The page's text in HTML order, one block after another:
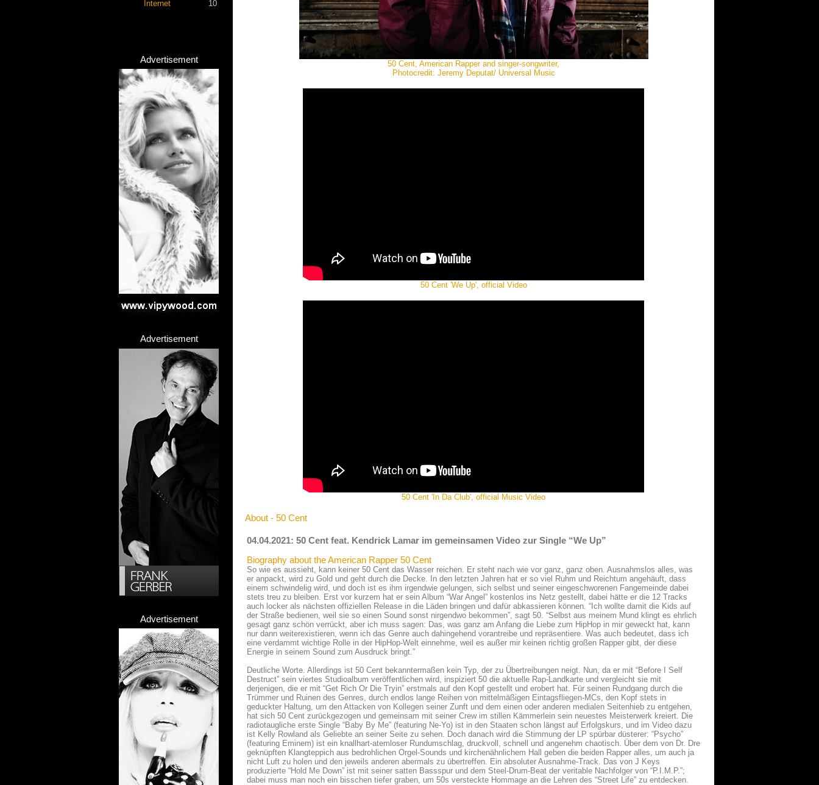
Internet 10
Advertisement
Advertisement
Advertisement
50 Cent, American Rapper and singer-songwriter,
Photocredit: Jeremy Deputat/ Universal Music
50 Cent 'We Up', official Video
50 Cent 'In Da Club', official Music Video
About - 50 Cent
04.04.2021: 50 Cent feat. Kendrick Lamar im gemeinsamen Video zur Single “We Up”
Biography about the American Rapper 50 Cent
So wie es aussieht, kann keiner 50 Cent das Wasser reichen. Er steht nach wie vor ganz, ganz oben. Ausnahmslos alles, was
er anpackt, wird zu Gold und geht durch die Decke. In den letzten Jahren hat er so viel Ruhm und Reichtum angehäuft, dass
einem schwindelig wird, und doch ist es ihm irgendwie gelungen, sich selbst und seiner eingeschworenen Fangemeinde dabei
stets treu zu bleiben. Erst vor kurzem hat er sein Album “War Angel” kostenlos ins Netz gestellt, dabei hätte er die 12 Tracks
auch locker als nächsten offiziellen Release in die Läden bringen und dafür abkassieren können. “Ich wollte damit die Kids auf
der Straße bedienen, weil sie so einen Sound sonst nirgendwo bekommen”, sagt 50. “Selbst aus meinem Mund klingt es ehrlich
gesagt ganz schön verrückt, aber ich muss sagen: Das, was ganz am Anfang die Liebe zum HipHop in mir geweckt hat, kann
nur dann weiterexistieren, wenn ich das Genre auch dahingehend vorantreibe und repräsentiere. Was auch bedeutet, dass ich
eine verdammt wichtige Rolle in der HipHop-Welt einnehme, weil es außer mir keinen richtig großen Rapper gibt, der diese
Energie in seinem Sound zum Ausdruck bringt.”
Deutliche Worte. Allerdings ist 50 Cent bekanntermaßen kein Typ, der zu Übertreibungen neigt. Nun, da er mit “Before I Self
Destruct” sein viertes Studioalbum veröffentlichen wird, inspiziert 50 die aktuelle Rap-Landkarte und vergleicht sie mit
derjenigen, die er mit “Get Rich Or Die Tryin” erstmals auf den Kopf gestellt und erobert hat. Für seinen Rundgang durch die
Trümmer und Ruinen des Genres, durch endlos lange Reihen von mittelmäßigen Eintagsfliegen-MCs, den Kopf stets in
geduckter Haltung, um den Attacken von Kollegen seiner Zunft und dem einen oder anderen medialen Seitenhieb zu entgehen,
hat sich 50 Cent zurückgezogen und gemeinsam mit seiner Crew im stillen Kämmerlein sein neuestes Meisterwerk kreiert. Die
radiotaugliche erste Single “Baby By Me” (featuring Ne-Yo) ist in den Staaten schon längst auf Erfolgskurs, und im Video dazu
ist Kelly Rowland als Geliebte an seiner Seite zu sehen. Doch danach wird die Stimmung der LP spürbar düsterer: “Psycho”
(featuring Eminem) ist ein knallhart-atemloser Rundumschlag, druckvoll, schnell und angenehm chaotisch. Über dem von Dr. Dre
geknüpften Klangteppich aus bedrohlichen Orgel-Sounds und kirchenähnlichem Hall geben die beiden Rapper alles, um auch ja
nicht Luft zu holen und den jeweils anderen abermals zu übertreffen. Ein absoluter Ausnahme-Track. Das von J Keys
produzierte “Hold Me Down” ist mit seiner satten Bassspur und dem Steel-Drum-Beat der veritable Nachfolger von “P.I.M.P.”;
dabei muss man noch ein bisschen tiefer graben, um 50s versteckte Hommage an die Lehren des “Street Life” zu entdecken.